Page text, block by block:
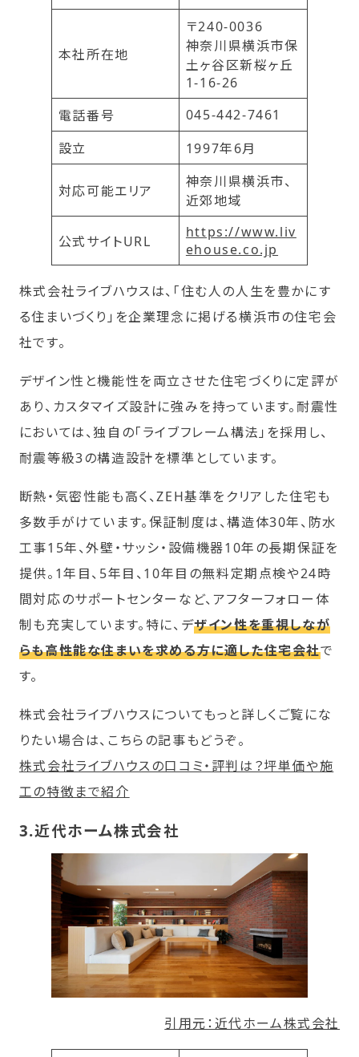
本社所在地
〒240-0036
神奈川県横浜市保
土ヶ谷区新桜ヶ丘
1-16-26
電話番号
045-442-7461
設立
1997年6月
対応可能エリア
神奈川県横浜市、
近郊地域
公式サイトURL
https://www.liv
ehouse.co.jp
株式会社ライブハウスは、「住む人の人生を豊かにす
る住まいづくり」を企業理念に掲げる横浜市の住宅会
社です。
デザイン性と機能性を両立させた住宅づくりに定評が
あり、カスタマイズ設計に強みを持っています。耐震性
においては、独自の「ライブフレーム構法」を採用し、
耐震等級3の構造設計を標準としています。
断熱・気密性能も高く、ZEH基準をクリアした住宅も
多数手がけています。保証制度は、構造体30年、防水
工事15年、外壁・サッシ・設備機器10年の長期保証を
提供。1年目、5年目、10年目の無料定期点検や24時
間対応のサポートセンターなど、アフターフォロー体
制も充実しています。特に、デザイン性を重視しなが
らも高性能な住まいを求める方に適した住宅会社で
す。
株式会社ライブハウスについてもっと詳しくご覧にな
りたい場合は、こちらの記事もどうぞ。
株式会社ライブハウスの口コミ・評判は？坪単価や施
工の特徴まで紹介
3.近代ホーム株式会社
引用元：近代ホーム株式会社